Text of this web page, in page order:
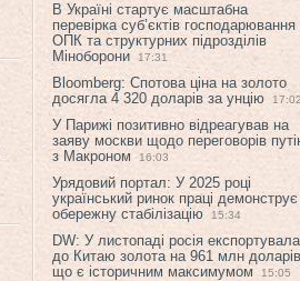
В Україні стартує масштабна
перевірка суб’єктів господарювання
ОПК та структурних підрозділів
Міноборони
17:31
Bloomberg: Спотова ціна на золото
досягла 4 320 доларів за унцію
17:02
У Парижі позитивно відреагував на
заяву москви щодо переговорів
з Макроном
16:03
Урядовий портал: У 2025 році
український ринок праці демонструє
обережну стабілізацію
15:34
DW: У листопаді росія експортувала
до Китаю золота на 961 млн
що є історичним максимумом
15:05